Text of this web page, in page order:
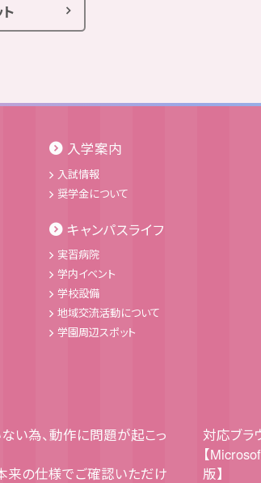
入学案内
入試情報
奨学金について
キャンパスライフ
実習病院
学内イベント
学校設備
地域交流活動について
学園周辺スポット
い為、動作に問題が起こっ
来の仕様でご確認いただけ
対応ブラ
【
版】